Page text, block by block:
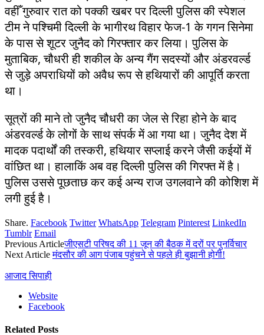
वहीँ गुरुवार रात को पक्की खबर पर दिल्ली पुलिस की स्पेशल
टीम ने पश्चिमी दिल्ली के भागीरथ विहार फेज-1 के गगन सिनेमा
के पास से शूटर जुनैद को गिरफ्तार कर लिया। पुलिस के
मुताबिक, चौधरी ही शकील के अन्य गैंग सदस्यों और अंडरवर्ल्ड
से जुड़े अपराधियों को अवैध रूप से हथियारों की आपूर्ति करता
था।
सूत्रों की माने तो जुनैद चौधरी का जेल से रिहा होने के बाद
अंडरवर्ल्ड के लोगों के साथ संपर्क में आ गया था। जुनैद देश में
मादक पदार्थों की तस्करी, हथियार सप्लाई करने जैसी कईयों में
वांछित था। हालाकिं अब वह दिल्ली पुलिस की गिरफ्त में है।
पुलिस उससे पूछताछ कर कई अन्य राज उगलवाने की कोशिश में
लगी हुई है।
Share. Facebook Twitter WhatsApp Telegram Pinterest LinkedIn
Tumblr Email
Previous Articleजीएसटी परिषद की 11 जून की बैठक में दरों पर पुनर्विचार
Next Articleमंदसौर की आग पंजाब पहुंचने से पहले ही बुझानी होगी!
आजाद सिपाही
Website
Facebook
Related Posts